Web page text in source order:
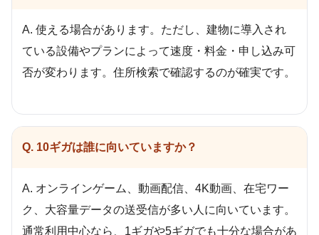
A. 使える場合があります。ただし、建物に導入され
ている設備やプランによって速度・料金・申し込み可
否が変わります。住所検索で確認するのが確実です。
Q. 10ギガは誰に向いていますか？
A. オンラインゲーム、動画配信、4K動画、在宅ワー
ク、大容量データの送受信が多い人に向いています。
通常利用中心なら、1ギガや5ギガでも十分な場合があ